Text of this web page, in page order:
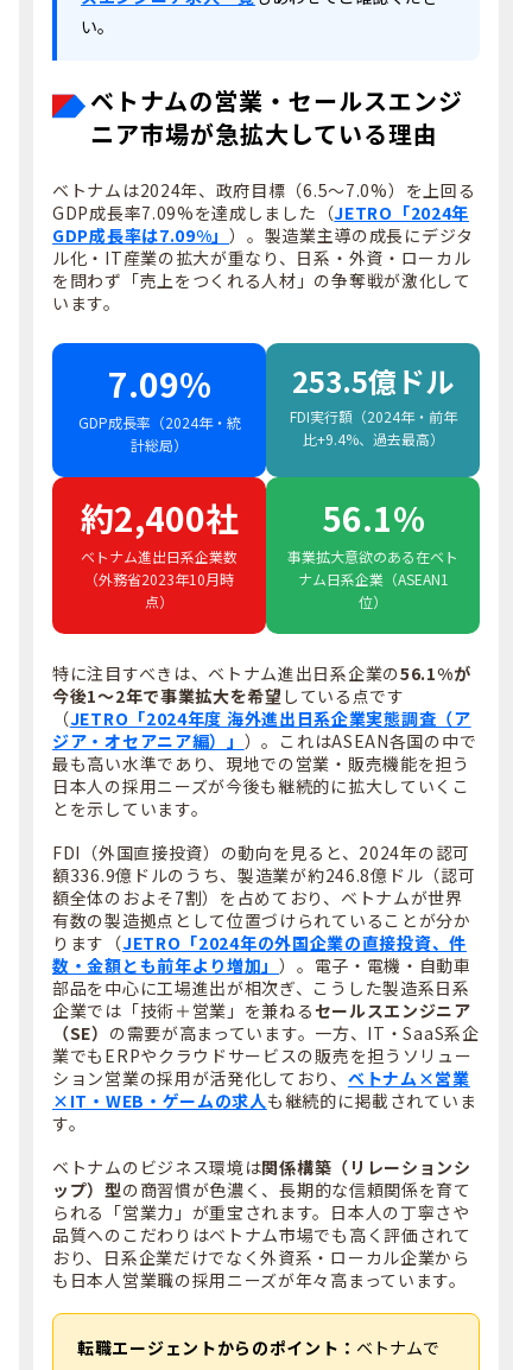
い。
ベトナムの営業・セールスエンジ
ニア市場が急拡大している理由
ベトナムは2024年、政府目標（6.5〜7.0%）を上回る
GDP成長率7.09%を達成しました（JETRO「2024年
GDP成長率は7.09%」）。製造業主導の成長にデジタ
ル化・IT産業の拡大が重なり、日系・外資・ローカル
を問わず「売上をつくれる人材」の争奪戦が激化して
います。
7.09%
GDP成長率（2024年・統
計総局）
253.5億ドル
FDI実行額（2024年・前年
比+9.4%、過去最高）
約2,400社
ベトナム進出日系企業数
（外務省2023年10月時
点）
56.1%
事業拡大意欲のある在ベト
ナム日系企業（ASEAN1
位）
特に注目すべきは、ベトナム進出日系企業の56.1%が
今後1〜2年で事業拡大を希望 している点です
（JETRO「2024年度 海外進出日系企業実態調査（ア
ジア・オセアニア編）」 ）。これはASEAN各国の中で
最も高い水準であり、現地での営業・販売機能を担う
日本人の採用ニーズが今後も継続的に拡大していくこ
とを示しています。
FDI（外国直接投資）の動向を見ると、2024年の認可
額336.9億ドルのうち、製造業が約246.8億ドル（認可
額全体のおよそ7割）を占めており、ベトナムが世界
有数の製造拠点として位置づけられていることが分か
ります（JETRO「2024年の外国企業の直接投資、件
数・金額とも前年より増加」）。電子・電機・自動車
部品を中心に工場進出が相次ぎ、こうした製造系日系
企業では「技術＋営業」を兼ねるセールスエンジニア
（SE） の需要が高まっています。一方、IT・SaaS系企
業でもERPやクラウドサービスの販売を担うソリュー
ション営業の採用が活発化しており、 ベトナム×営業
×IT・WEB・ゲームの求人も継続的に掲載されていま
す。
ベトナムのビジネス環境は関係構築（リレーションシ
ップ）型の商習慣が色濃く、長期的な信頼関係を育て
られる「営業力」が重宝されます。日本人の丁寧さや
品質へのこだわりはベトナム市場でも高く評価されて
おり、日系企業だけでなく外資系・ローカル企業から
も日本人営業職の採用ニーズが年々高まっています。
転職エージェントからのポイント： ベトナムで